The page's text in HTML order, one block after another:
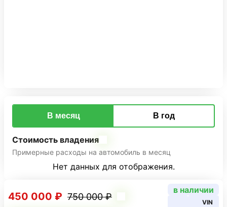
450 000 ₽ 750 000 ₽
в наличии
VIN
В месяц В год
Стоимость владения
Примерные расходы на автомобиль в месяц
Нет данных для отображения.